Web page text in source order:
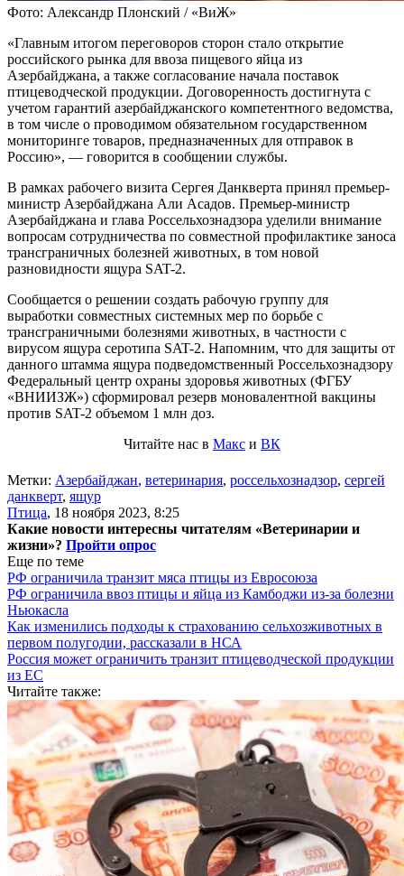
Фото: Александр Плонский / «ВиЖ»
«Главным итогом переговоров сторон стало открытие
российского рынка для ввоза пищевого яйца из
Азербайджана, а также согласование начала поставок
птицеводческой продукции. Договоренность достигнута с
учетом гарантий азербайджанского компетентного ведомства,
в том числе о проводимом обязательном государственном
мониторинге товаров, предназначенных для отправок в
Россию», — говорится в сообщении службы.
В рамках рабочего визита Сергея Данкверта принял премьер-
министр Азербайджана Али Асадов. Премьер-министр
Азербайджана и глава Россельхознадзора уделили внимание
вопросам сотрудничества по совместной профилактике заноса
трансграничных болезней животных, в том новой
разновидности ящура SAT-2.
Сообщается о решении создать рабочую группу для
выработки совместных системных мер по борьбе с
трансграничными болезнями животных, в частности с
вирусом ящура серотипа SAT-2. Напомним, что для защиты от
данного штамма ящура подведомственный Россельхознадзору
Федеральный центр охраны здоровья животных (ФГБУ
«ВНИИЗЖ») сформировал резерв моновалентной вакцины
против SAT-2 объемом 1 млн доз.
Читайте нас в Макс и ВК
Метки: Азербайджан, ветеринария, россельхознадзор, сергей
данкверт, ящур
Птица, 18 ноября 2023, 8:25
Какие новости интересны читателям «Ветеринарии и
жизни»? Пройти опрос
Еще по теме
РФ ограничила транзит мяса птицы из Евросоюза
РФ ограничила ввоз птицы и яйца из Камбоджи из-за болезни
Ньюкасла
Как изменились подходы к страхованию сельхозживотных в
первом полугодии, рассказали в НСА
Россия может ограничить транзит птицеводческой продукции
из ЕС
Читайте также: